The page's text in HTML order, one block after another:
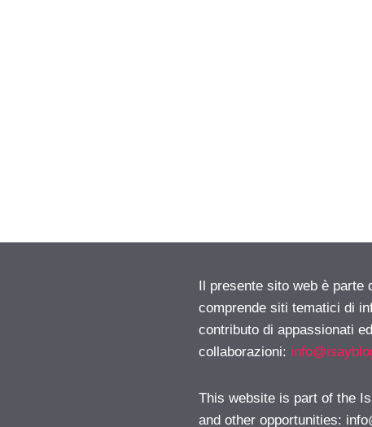
Il presente sito web è parte
comprende siti tematici di
contributo di appassionati
collaborazioni:
This website is part of the
and other opportunities: